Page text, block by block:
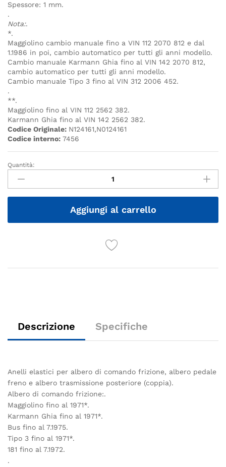
Spessore: 1 mm.
.
Nota:.
*.
Maggiolino cambio manuale fino a VIN 112 2070 812 e dal
1.1986 in poi, cambio automatico per tutti gli anni modello.
Cambio manuale Karmann Ghia fino al VIN 142 2070 812,
cambio automatico per tutti gli anni modello.
Cambio manuale Tipo 3 fino al VIN 312 2006 452.
.
**.
Maggiolino fino al VIN 112 2562 382.
Karmann Ghia fino al VIN 142 2562 382.
Codice Originale: N124161,N0124161
Codice interno: 7456
Quantità
Quantità:
Aggiungi al carrello
Descrizione Specifiche
Anelli elastici per albero di comando frizione, albero pedale
freno e albero trasmissione posteriore (coppia).
Albero di comando frizione:.
Maggiolino fino al 1971*.
Karmann Ghia fino al 1971*.
Bus fino al 7.1975.
Tipo 3 fino al 1971*.
181 fino al 7.1972.
.